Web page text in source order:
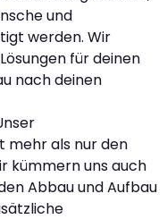
und
werden. Wir
für deinen
nach deinen
mehr als nur den
kümmern uns auch
Abbau und Aufbau